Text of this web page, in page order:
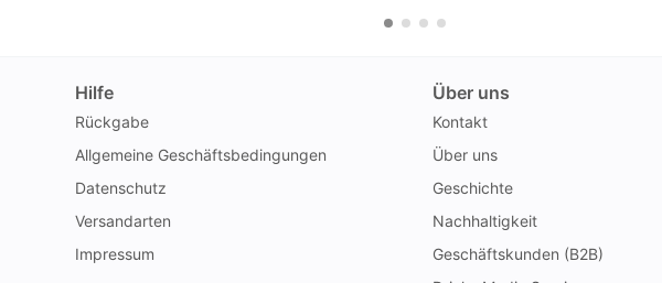
Hilfe
Rückgabe
Allgemeine Geschäftsbedingungen
Datenschutz
Versandarten
Impressum
Über uns
Kontakt
Über uns
Geschichte
Nachhaltigkeit
Geschäftskunden (B2B)